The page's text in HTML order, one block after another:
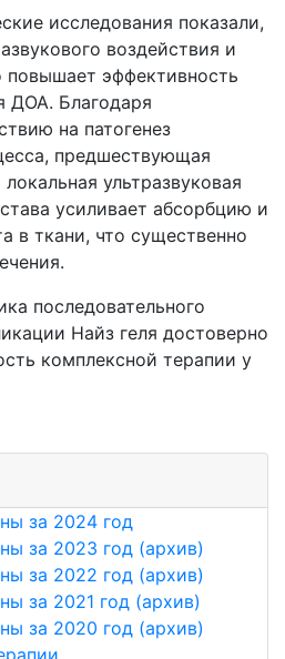
исследования показали,
воздействия и
повышает эффективность
ДОА. Благодаря
на патогенез
предшествующая
ультразвуковая
усиливает абсорбцию и
в ткани, что существенно
последовательного
Найз геля достоверно
комплексной терапии у
за 2024 год
за 2023 год (архив)
за 2022 год (архив)
за 2021 год (архив)
за 2020 год (архив)